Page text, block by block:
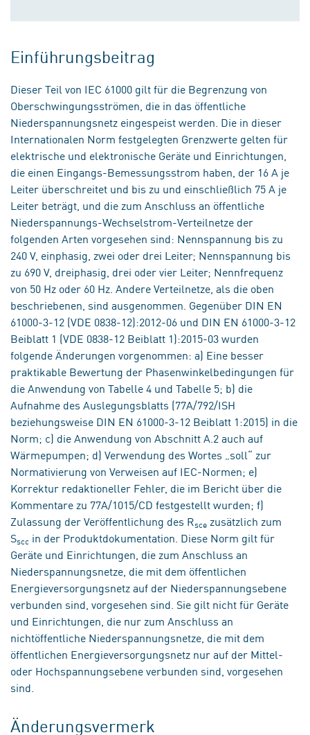
Einführungsbeitrag
Dieser Teil von IEC 61000 gilt für die Begrenzung von
Oberschwingungsströmen, die in das öffentliche
Niederspannungsnetz eingespeist werden. Die in dieser
Internationalen Norm festgelegten Grenzwerte gelten für
elektrische und elektronische Geräte und Einrichtungen,
die einen Eingangs-Bemessungsstrom haben, der 16 A je
Leiter überschreitet und bis zu und einschließlich 75 A je
Leiter beträgt, und die zum Anschluss an öffentliche
Niederspannungs-Wechselstrom-Verteilnetze der
folgenden Arten vorgesehen sind: Nennspannung bis zu
240 V, einphasig, zwei oder drei Leiter; Nennspannung bis
zu 690 V, dreiphasig, drei oder vier Leiter; Nennfrequenz
von 50 Hz oder 60 Hz. Andere Verteilnetze, als die oben
beschriebenen, sind ausgenommen. Gegenüber DIN EN
61000-3-12 (VDE 0838-12):2012-06 und DIN EN 61000-3-12
Beiblatt 1 (VDE 0838-12 Beiblatt 1):2015-03 wurden
folgende Änderungen vorgenommen: a) Eine besser
praktikable Bewertung der Phasenwinkelbedingungen für
die Anwendung von Tabelle 4 und Tabelle 5; b) die
Aufnahme des Auslegungsblatts (77A/792/ISH
beziehungsweise DIN EN 61000-3-12 Beiblatt 1:2015) in die
Norm; c) die Anwendung von Abschnitt A.2 auch auf
Wärmepumpen; d) Verwendung des Wortes „soll“ zur
Normativierung von Verweisen auf IEC-Normen; e)
Korrektur redaktioneller Fehler, die im Bericht über die
Kommentare zu 77A/1015/CD festgestellt wurden; f)
Zulassung der Veröffentlichung des Rsce zusätzlich zum
Sscc in der Produktdokumentation. Diese Norm gilt für
Geräte und Einrichtungen, die zum Anschluss an
Niederspannungsnetze, die mit dem öffentlichen
Energieversorgungsnetz auf der Niederspannungsebene
verbunden sind, vorgesehen sind. Sie gilt nicht für Geräte
und Einrichtungen, die nur zum Anschluss an
nichtöffentliche Niederspannungsnetze, die mit dem
öffentlichen Energieversorgungsnetz nur auf der Mittel-
oder Hochspannungsebene verbunden sind, vorgesehen
sind.
Änderungsvermerk